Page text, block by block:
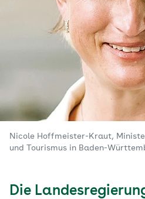
Nicole Hoffmeister-Kraut,
und Tourismus in Baden-
Die